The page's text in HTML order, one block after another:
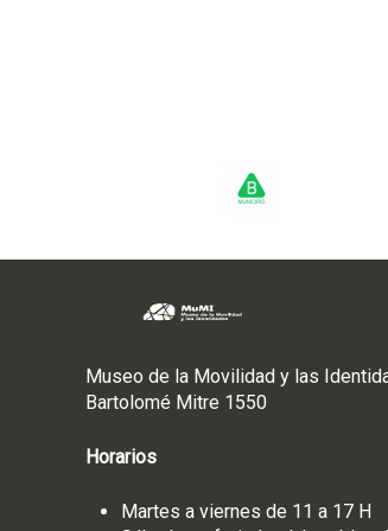
Museo de la Movilidad y las
Bartolomé Mitre 1550
Horarios
Martes a viernes de 11 a 17 H